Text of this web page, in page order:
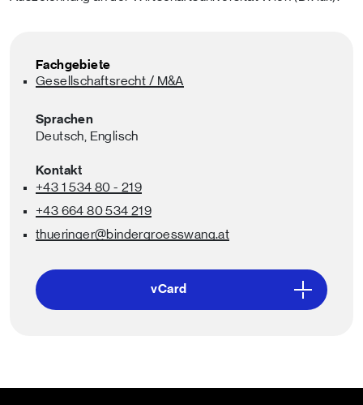
Fachgebiete
Gesellschaftsrecht / M&A
Sprachen
Deutsch, Englisch
Kontakt
+43 1 534 80 - 219
+43 664 80 534 219
thueringer@bindergroesswang.at
vCard